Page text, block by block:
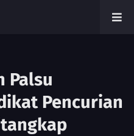
Palsu
Pencurian